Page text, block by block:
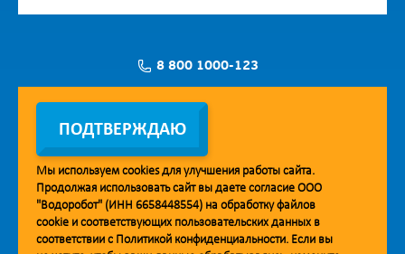
8 800 1000-123
Заявка на установку
Мобильное приложение Vodorobot
ПОДТВЕРЖДАЮ
Мы используем cookiesдля улучшения работы сайта.
Продолжая использовать сайт вы даете согласие ООО
"Водоробот" (ИНН 6658448554) на обработку файлов
cookie и соответствующих пользовательских данных в
соответствии с Политикой конфиденциальности. Если вы